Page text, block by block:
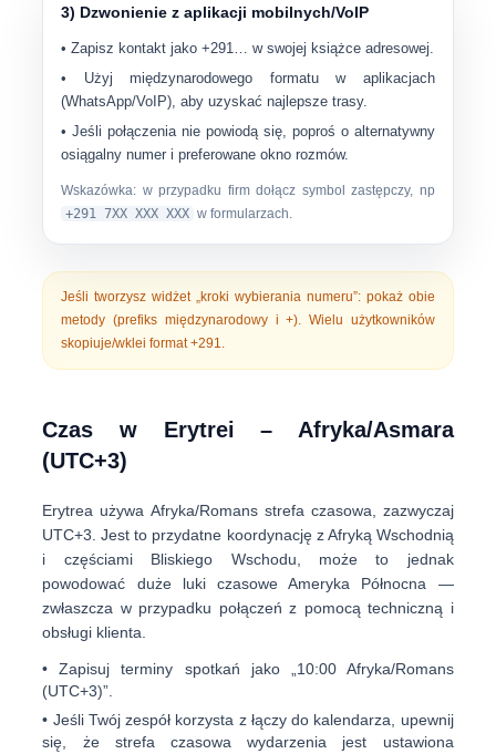
3) Dzwonienie z aplikacji mobilnych/VoIP
• Zapisz kontakt jako+291… w swojej książce adresowej.
• Użyj międzynarodowego formatu w aplikacjach
(WhatsApp/VoIP), aby uzyskać najlepsze trasy.
• Jeśli połączenia nie powiodą się, poproś o alternatywny
osiągalny numer i preferowane okno rozmów.
Wskazówka: w przypadku firm dołącz symbol zastępczy, np
+291 7XX XXX XXX w formularzach.
Jeśli tworzysz widżet „kroki wybierania numeru”: pokaż obie
metody (prefiks międzynarodowy i +). Wielu użytkowników
skopiuje/wklei format +291.
Czas w Erytrei – Afryka/Asmara
(UTC+3)
Erytrea używaAfryka/Romans strefa czasowa, zazwyczaj
UTC+3 . Jest to przydatne koordynację z Afryką Wschodnią
i częściami Bliskiego Wschodu, może to jednak
powodować duże luki czasowe Ameryka Północna —
zwłaszcza w przypadku połączeń z pomocą techniczną i
obsługi klienta.
• Zapisuj terminy spotkań jako „ 10:00 Afryka/Romans
(UTC+3)”.
• Jeśli Twój zespół korzysta z łączy do kalendarza, upewnij
się, że strefa czasowa wydarzenia jest ustawiona